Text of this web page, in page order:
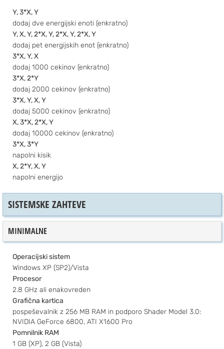
Y, 3*X, Y
dodaj dve energijski enoti (enkratno)
Y, X, Y, 2*X, Y, 2*X, Y, 2*X, Y
dodaj pet energijskih enot (enkratno)
3*X, Y, X
dodaj 1000 cekinov (enkratno)
3*X, 2*Y
dodaj 2000 cekinov (enkratno)
3*X, Y, X, Y
dodaj 5000 cekinov (enkratno)
X, 3*X, 2*X, Y
dodaj 10000 cekinov (enkratno)
3*X, 3*Y
napolni kisik
X, 2*Y, X, Y
napolni energijo
SISTEMSKE ZAHTEVE
MINIMALNE
Operacijski sistem
Windows XP (SP2)/Vista
Procesor
2.8 GHz ali enakovreden
Grafična kartica
pospeševalnik z 256 MB RAM in podporo Shader Model 3.0:
NVIDIA GeForce 6800, ATI X1600 Pro
Pomnilnik RAM
1 GB (XP), 2 GB (Vista)